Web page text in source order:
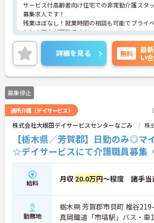
サービス付高齢者向け住宅での非常勤介護スタ
募集求人です！
残業ほぼなし！就業時間の相談も可能でプライ
トとの両立が可能です！
ご興味ある方には、面接のポイントなど、さら
細をお話致しますのでお気軽にご相談ください
詳細を見る 無料
最
い
募集停止
通所介護（デイサービス）
株式会社大根田デイサービスセンターなごみ 株
【栃木県／芳賀郡】日勤のみ◎マ
☆デイサービスにて介護職員募集
給料 月収 20.0万円～程度 諸手当
勤務地
栃木県 芳賀郡市貝町 椎谷
真岡鐵道「市塙駅」バス・車